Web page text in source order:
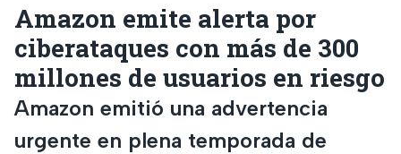
Amazon emite alerta por
ciberataques con más de 300
millones de usuarios en riesgo
Amazon emitió una advertencia
urgente en plena temporada de